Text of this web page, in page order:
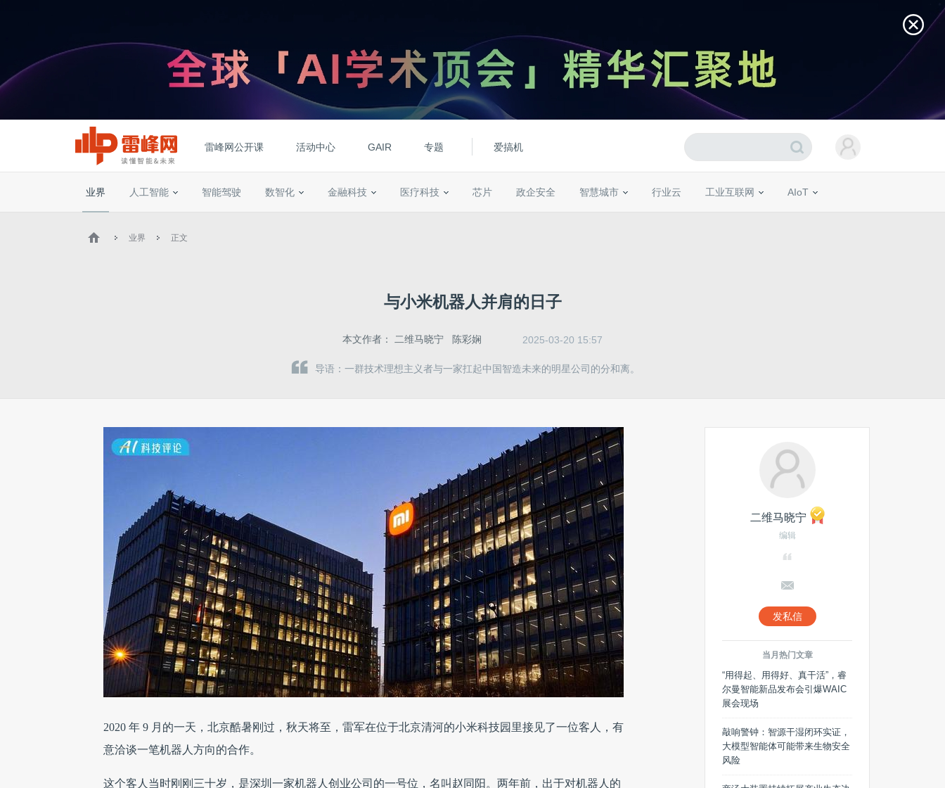
雷峰网公开课 活动中心 GAIR 专题 爱搞机
业界 人工智能 智能驾驶 数智化 金融科技 医疗科技 芯片 政企安全 智慧城市 行业云 工业互联网 AIoT
业界 正文
与小米机器人并肩的日子
本文作者： 二维马晓宁 陈彩娴 2025-03-20 15:57
导语：一群技术理想主义者与一家扛起中国智造未来的明星公司的分和离。
2020 年 9 月的一天，北京酷暑刚过，秋天将至，雷军在位于北京清河的小米科技园里接见了一位客人，有
意洽谈一笔机器人方向的合作。
这个客人当时刚刚三十岁，是深圳一家机器人创业公司的一号位，名叫赵同阳。两年前，出于对机器人的
二维马晓宁
编辑
发私信
当月热门文章
“用得起、用得好、真干活”，睿
尔曼智能新品发布会引爆WAIC
展会现场
敲响警钟：智源干湿闭环实证，
大模型智能体可能带来生物安全
风险